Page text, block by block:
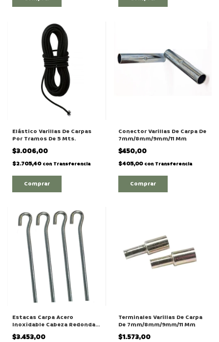
Elástico Varillas De Carpas
Por Tramos De 5 Mts.
$3.006,00
$2.705,40 con Transferencia
Conector Varillas De Carpa De
7mm/8mm/9mm/11 Mm
$450,00
$405,00 con Transferencia
Comprar
Estacas Carpa Acero
Inoxidable Cabeza Redonda
X 4 Unidad
$3.453,00
Terminales Varillas De Carpa
De 7mm/8mm/9mm/11 Mm
$1.573,00